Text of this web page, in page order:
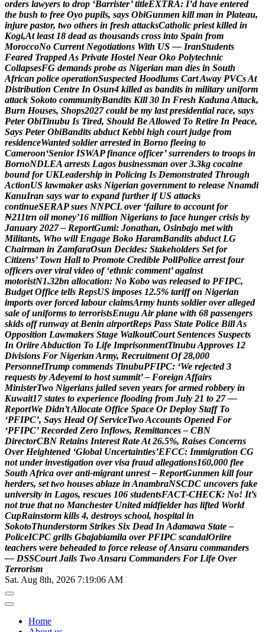
orders lawyers to drop ‘Barrister’ titleEXTRA: I’d have entered
the bush to free Oyo pupils, says ObiGunmen kill man in Plateau,
injure pastor, two others in fresh attacksCatholic priest killed in
Kogi,At least 18 dead as thousands cross into Spain from
MoroccoNo Current Negotiations With US — IranStudents
Feared TrappedAs Private Hostel Near Oko Polytechnic
CollapsesFG demands probe as Nigerian man dies in South
African police operationSuspected Hoodlums CartAway PVCsAt
Distribution Centre In Osun4 killed as bandits in military uniform
attack Sokoto communityBandits Kill 30 In Fresh KadunaAttack,
Burn Houses, Shops2027 could be my last presidential race, says
Peter ObiTinubu Is Tired, Should BeAllowed To Retire In Peace,
Says Peter ObiBandits abduct Kebbi high court judge from
residenceWanted soldier arrested in Borno fleeing to
Cameroon‘Senior ISWAP finance officer’ surrenders to troops in
BornoNDLEA arrests Lagos businessman over 3.3kg cocaine
bound for UKLeadership in Policing Is Demonstrated Through
ActionUS lawmaker asks Nigerian government to release Nnamdi
KanuIran says war to expand further if US attacks
continueSERAP sues NNPCL over ‘failure to account for
₦211trn oil money’16 million Nigerians to face hunger crisis by
January 2027 – ReportGumi: Jonathan, Osinbajo met with
Militants, Who will Engage Boko HaramBandits abduct LG
Chairman in ZamfaraOsun Decides: Stakeholders Set for
Citizens’ Town Hall to Promote Credible PollPolice arrest four
officers over viral video of ‘ethnic comment’ against
motoristN1.32bn allocation: No Kobo was released to PFIPC,
Budget Office tells RepsUS imposes 12.5% tariff on Nigerian
imports over forced labour claimsArmy hunts soldier over alleged
sale of uniforms to terroristsEnuguAir plane with 68 passengers
skids off runway at Benin airportReps Pass State Police BillAs
Opposition Lawmakers Stage WalkoutCourt Sentences Suspects
In OriireAbduction To Life ImprisonmentTinubuApproves 12
Divisions For Nigerian Army, Recruitment Of 28,000
PersonnelTrump commends TinubuPFIPC: ‘We rejected 3
requests byAdeyemi to host summit’ – Foreign Affairs
MinisterTwo Nigerians jailed seven years for armed robbery in
Kuwait17 states to experience flooding from July 21 to 27 —
ReportWe Didn’tAllocate Office Space Or Deploy Staff To
‘PFIPC’, Says Head Of ServiceTwoAccounts Opened For
‘PFIPC’ Recorded Zero Inflows, Remittances – CBN
DirectorCBN Retains Interest RateAt 26.5%, Raises Concerns
Over Heightened ‘Global Uncertainties’EFCC: Immigration CG
not under investigation over visa fraud allegations160,000 flee
South Africa over anti-migrant unrest – ReportGunmen kill four
herders, set two houses ablaze in AnambraNSCDC uncovers fake
university in Lagos, rescues 106 studentsFACT-CHECK: No! It’s
not true that no Manchester United midfielder has lifted World
CupRainstorm kills 4, destroys school, hospital in
SokotoThunderstorm Strikes Six Dead In Adamawa State –
PoliceICPC grills Gbajabiamila over PFIPC scandalOriire
teachers were beheaded to force release ofAnsaru commanders
— DSSCourt Jails TwoAnsaru Commanders For Life Over
Terrorism
Sat. Aug 8th, 2026 7:19:07 AM
Home